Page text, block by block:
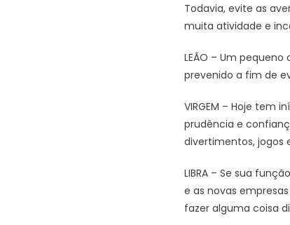
Todavia, evite as
muita atividade e
LEÃO – Um
prevenido a fim de
VIRGEM – Hoje tem
prudência e
divertimentos, jogos
LIBRA – Se sua
e as novas
fazer alguma coisa